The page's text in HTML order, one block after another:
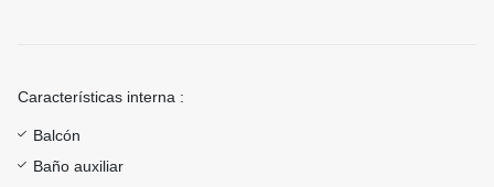
Características interna :
Balcón
Baño auxiliar